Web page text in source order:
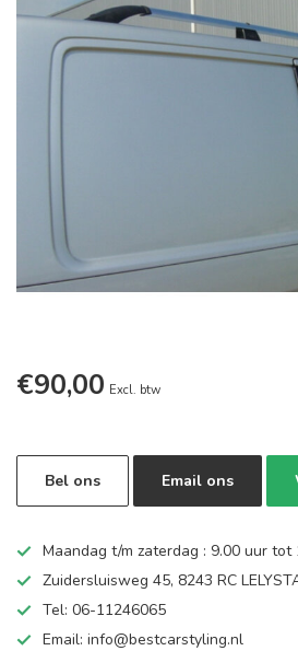
€90,00 Excl. btw
Bel ons Email ons
Maandag t/m zaterdag : 9.00 uur tot
Zuidersluisweg 45, 8243 RC
Tel: 06-11246065
Email: info@bestcarstyling.nl